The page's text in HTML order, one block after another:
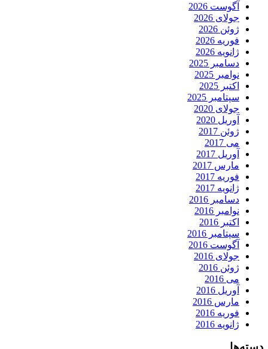
آگوست 2026
جولای 2026
ژوئن 2026
فوریه 2026
ژانویه 2026
دسامبر 2025
نوامبر 2025
اکتبر 2025
سپتامبر 2025
جولای 2020
آوریل 2020
ژوئن 2017
می 2017
آوریل 2017
مارس 2017
فوریه 2017
ژانویه 2017
دسامبر 2016
نوامبر 2016
اکتبر 2016
سپتامبر 2016
آگوست 2016
جولای 2016
ژوئن 2016
می 2016
آوریل 2016
مارس 2016
فوریه 2016
ژانویه 2016